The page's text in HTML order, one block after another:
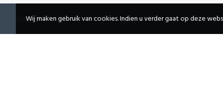
Copyright © 2020, Juweliers Nachtergaele, Alle Rechten
Wij maken gebruik van cookies. Indien u verder gaat op deze